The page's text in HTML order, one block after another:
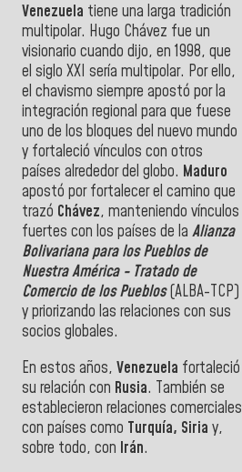
Venezuela tiene una larga tradición
multipolar. Hugo Chávez fue un
visionario cuando dijo, en 1998, que
el siglo XXI sería multipolar. Por ello,
el chavismo siempre apostó por la
integración regional para que fuese
uno de los bloques del nuevo mundo
y fortaleció vínculos con otros
países alrededor del globo. Maduro
apostó por fortalecer el camino que
trazó Chávez, manteniendo vínculos
fuertes con los países de la Alianza
Bolivariana para los Pueblos de
Nuestra América - Tratado de
Comercio de los Pueblos(ALBA-TCP)
y priorizando las relaciones con sus
socios globales.
En estos años, Venezuela fortaleció
su relación con Rusia. También se
establecieron relaciones comerciales
con países como Turquía, Siria y,
sobre todo, con Irán.